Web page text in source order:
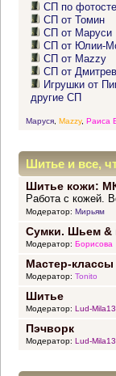
СП по
СП от Томин
СП от Маруси
СП от Юлии-
СП от Mazzy
СП от
Игрушки от
другие СП
Маруся, Mazzy, Раиса
Шитье и все,
Шитье кожи:
Работа с кожей.
Модератор: Мирьям
Сумки. Шьем
Модератор: Борисова
Мастер-
Модератор: Tonito
Шитье
Модератор: Lud-
Пэчворк
Модератор: Lud-